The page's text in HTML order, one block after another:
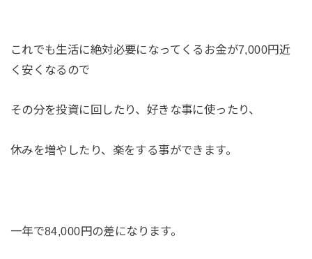
これでも生活に絶対必要になってくるお金が7,000円近
く安くなるので
その分を投資に回したり、好きな事に使ったり、
休みを増やしたり、楽をする事ができます。
一年で84,000円の差になります。